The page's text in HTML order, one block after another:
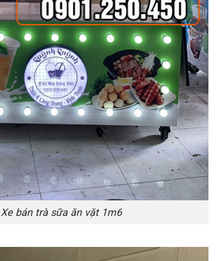
Xe bán trà sữa ăn vặt 1m6